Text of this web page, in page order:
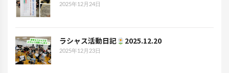
2025年12月24日
ラシャス活動日記 2025.12.20
2025年12月23日